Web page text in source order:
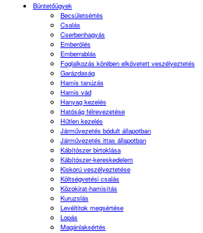
Büntetőügyek
Becsületsértés
Csalás
Cserbenhagyás
Emberölés
Emberrablás
Foglalkozás körében elkövetett veszélyeztetés
Garázdaság
Hamis tanúzás
Hamis vád
Hanyag kezelés
Hatóság félrevezetése
Hűtlen kezelés
Járművezetés bódult állapotban
Járművezetés ittas állapotban
Kábítószer birtoklása
Kábítószer-kereskedelem
Kiskorú veszélyeztetése
Költségvetési csalás
Közokirat-hamisítás
Kuruzslás
Levéltitok megsértése
Lopás
Magánlaksértés